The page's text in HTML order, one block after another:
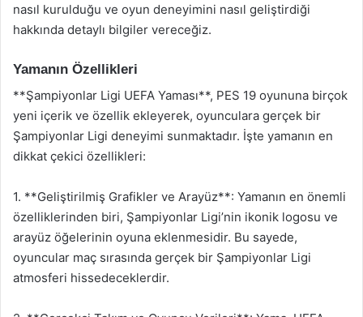
nasıl kurulduğu ve oyun deneyimini nasıl geliştirdiği
hakkında detaylı bilgiler vereceğiz.
Yamanın Özellikleri
**Şampiyonlar Ligi UEFA Yaması**, PES 19 oyununa birçok
yeni içerik ve özellik ekleyerek, oyunculara gerçek bir
Şampiyonlar Ligi deneyimi sunmaktadır. İşte yamanın en
dikkat çekici özellikleri:
1. **Geliştirilmiş Grafikler ve Arayüz**: Yamanın en önemli
özelliklerinden biri, Şampiyonlar Ligi’nin ikonik logosu ve
arayüz öğelerinin oyuna eklenmesidir. Bu sayede,
oyuncular maç sırasında gerçek bir Şampiyonlar Ligi
atmosferi hissedeceklerdir.